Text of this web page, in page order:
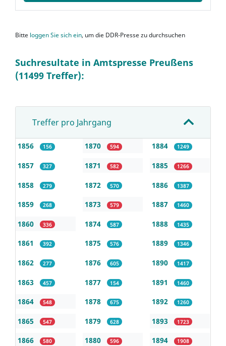
Bitte loggen Sie sich ein, um die DDR-Presse zu durchsuchen
Suchresultate in Amtspresse Preußens
(11499 Treffer):
Treffer pro Jahrgang
1856 156
1857 327
1858 279
1859 268
1860 336
1861 392
1862 277
1863 457
1864 548
1865 547
1866 580
1870 594
1871 582
1872 570
1873 579
1874 587
1875 576
1876 605
1877 154
1878 675
1879 628
1880 596
1884 1249
1885 1266
1886 1387
1887 1460
1888 1435
1889 1346
1890 1417
1891 1460
1892 1260
1893 1723
1894 1908